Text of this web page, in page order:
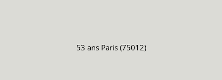
53 ans Paris (75012)